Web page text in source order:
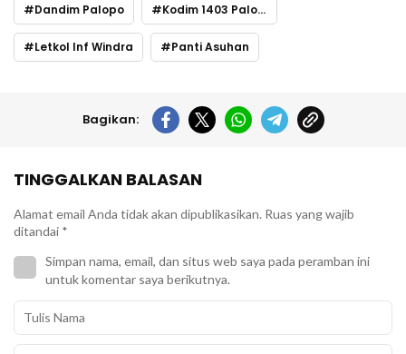
Dandim Palopo Kodim 1403 Palopo
Letkol Inf Windra Panti Asuhan
Bagikan:
TINGGALKAN BALASAN
Alamat email Anda tidak akan dipublikasikan. Ruas yang wajib
ditandai *
Simpan nama, email, dan situs web saya pada peramban ini
untuk komentar saya berikutnya.